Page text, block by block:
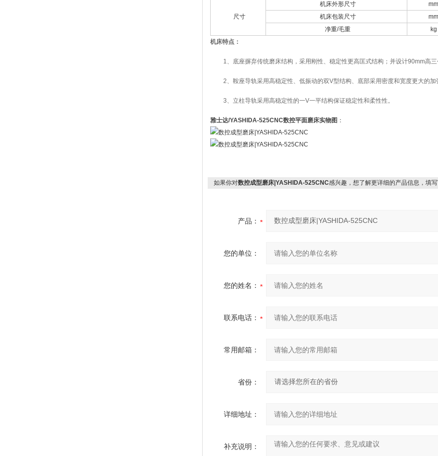
尺寸
机床外形尺寸 mm
机床包装尺寸
mm
净重/毛重
kg
机床特点：
1、底座摒弃传统磨床结构，采用刚性、稳定性更高匡式结构；并设计90mm高三
2、鞍座导轨采用高稳定性、低振动的双V型结构、底部采用密度和宽度更大的加
3、立柱导轨采用高稳定性的一V一平结构保证稳定性和柔性性。
雅士达/YASHIDA-525CNC数控平面磨床实物图 ：
如果你对数控成型磨床|YASHIDA-525CNC感兴趣，想了解更详细的产品信息，填
产品：
您的单位：
您的姓名：
联系电话：
常用邮箱：
省份：
详细地址：
补充说明：